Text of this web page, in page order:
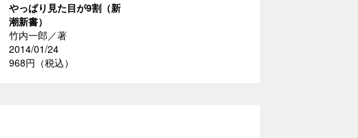
やっぱり見た目が9割（新
潮新書）
竹内一郎／著
2014/01/24
968円（税込）